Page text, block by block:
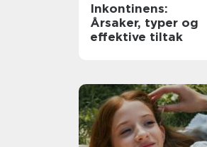
Inkontinens:
Årsaker, typer og
effektive tiltak